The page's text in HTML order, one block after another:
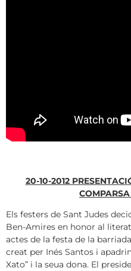
20-10-2012
Els festers de Sant Judes
Ben-Amires en honor al
actes de la festa de la
creat per Inés Santos i
Xato” i la seua dona. El